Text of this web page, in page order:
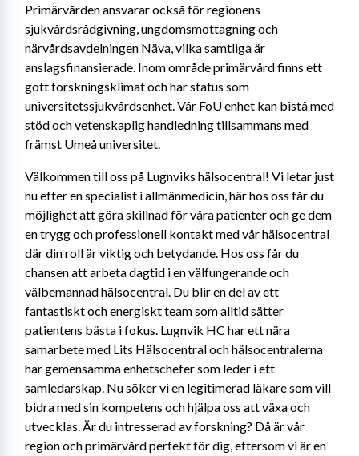
Primärvården ansvarar också för regionens
sjukvårdsrådgivning, ungdomsmottagning och
närvårdsavdelningen Näva, vilka samtliga är
anslagsfinansierade. Inom område primärvård finns ett
gott forskningsklimat och har status som
universitetssjukvårdsenhet. Vår FoU enhet kan bistå med
stöd och vetenskaplig handledning tillsammans med
främst Umeå universitet.
Välkommen till oss på Lugnviks hälsocentral! Vi letar just
nu efter en specialist i allmänmedicin, här hos oss får du
möjlighet att göra skillnad för våra patienter och ge dem
en trygg och professionell kontakt med vår hälsocentral
där din roll är viktig och betydande. Hos oss får du
chansen att arbeta dagtid i en välfungerande och
välbemannad hälsocentral. Du blir en del av ett
fantastiskt och energiskt team som alltid sätter
patientens bästa i fokus. Lugnvik HC har ett nära
samarbete med Lits Hälsocentral och hälsocentralerna
har gemensamma enhetschefer som leder i ett
samledarskap. Nu söker vi en legitimerad läkare som vill
bidra med sin kompetens och hjälpa oss att växa och
utvecklas. Är du intresserad av forskning? Då är vår
region och primärvård perfekt för dig, eftersom vi är en